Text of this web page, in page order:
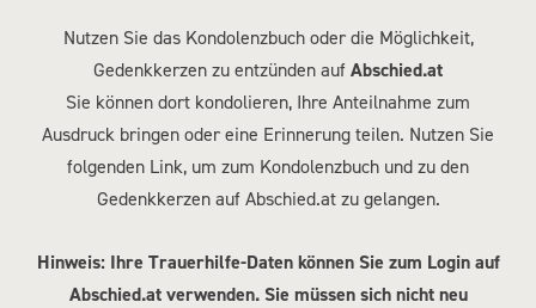
Nutzen Sie das Kondolenzbuch oder die Möglichkeit,
Gedenkkerzen zu entzünden auf Abschied.at
Sie können dort kondolieren, Ihre Anteilnahme zum
Ausdruck bringen oder eine Erinnerung teilen. Nutzen Sie
folgenden Link, um zum Kondolenzbuch und zu den
Gedenkkerzen auf Abschied.at zu gelangen.
Hinweis: Ihre Trauerhilfe-Daten können Sie zum Login auf
Abschied.at verwenden. Sie müssen sich nicht neu